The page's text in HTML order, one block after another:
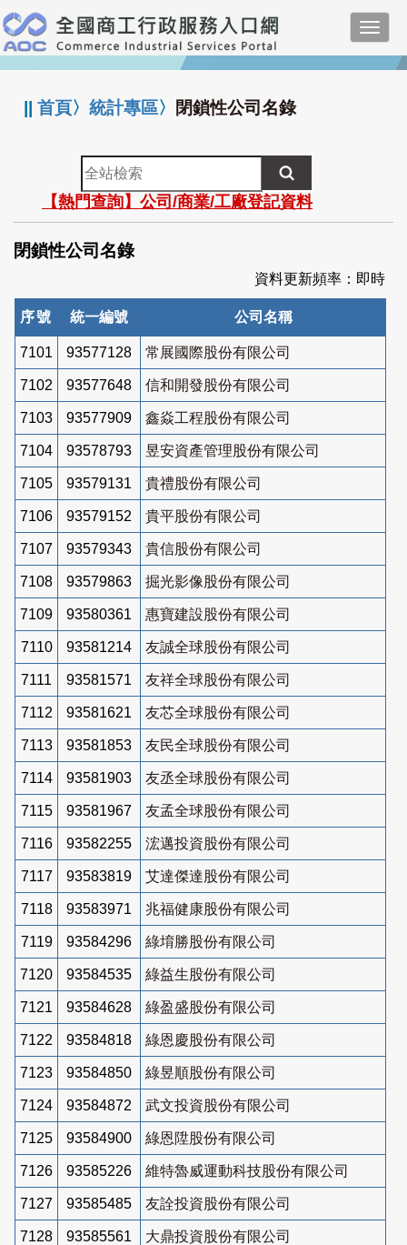
跳
到
主
要
:::
||首頁〉統計專區〉 閉鎖性公司名錄
全
站
檢
索
【熱門查詢】公司/商業/工廠登記資料
閉鎖性公司名錄
資料更新頻率：即時
序號 統一編號 公司名稱
7101 93577128 常展國際股份有限公司
7102 93577648 信和開發股份有限公司
7103 93577909 鑫焱工程股份有限公司
7104 93578793 昱安資產管理股份有限公司
7105 93579131 貴禮股份有限公司
7106 93579152 貴平股份有限公司
7107 93579343 貴信股份有限公司
7108 93579863 掘光影像股份有限公司
7109 93580361 惠寶建設股份有限公司
7110 93581214 友誠全球股份有限公司
7111 93581571 友祥全球股份有限公司
7112 93581621 友芯全球股份有限公司
7113 93581853 友民全球股份有限公司
7114 93581903 友丞全球股份有限公司
7115 93581967 友孟全球股份有限公司
7116 93582255 浤邁投資股份有限公司
7117 93583819 艾達傑達股份有限公司
7118 93583971 兆福健康股份有限公司
7119 93584296 綠堉勝股份有限公司
7120 93584535 綠益生股份有限公司
7121 93584628 綠盈盛股份有限公司
7122 93584818 綠恩慶股份有限公司
7123 93584850 綠昱順股份有限公司
7124 93584872 武文投資股份有限公司
7125 93584900 綠恩陞股份有限公司
7126 93585226 維特魯威運動科技股份有限公司
7127 93585485 友詮投資股份有限公司
7128 93585561 大鼎投資股份有限公司